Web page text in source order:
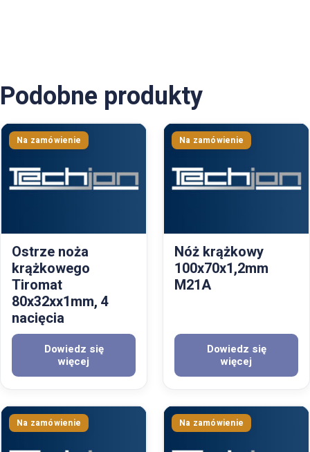
Podobne produkty
Ostrze noża
krążkowego
Tiromat
80x32xx1mm, 4
nacięcia
Dowiedz się
więcej
Nóż krążkowy
100x70x1,2mm
M21A
Dowiedz się
więcej